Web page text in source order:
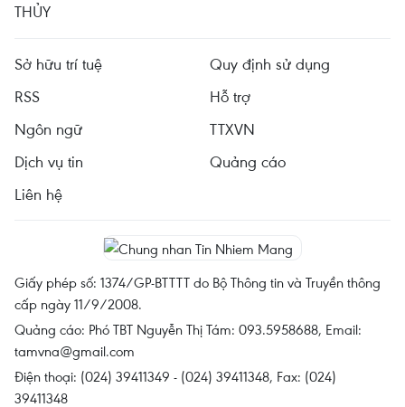
THỦY
Sở hữu trí tuệ
Quy định sử dụng
RSS
Hỗ trợ
Ngôn ngữ
TTXVN
Dịch vụ tin
Quảng cáo
Liên hệ
Giấy phép số: 1374/GP-BTTTT do Bộ Thông tin và Truyền thông
cấp ngày 11/9/2008.
Quảng cáo: Phó TBT Nguyễn Thị Tám: 093.5958688, Email:
tamvna@gmail.com
Điện thoại: (024) 39411349 - (024) 39411348, Fax: (024)
39411348